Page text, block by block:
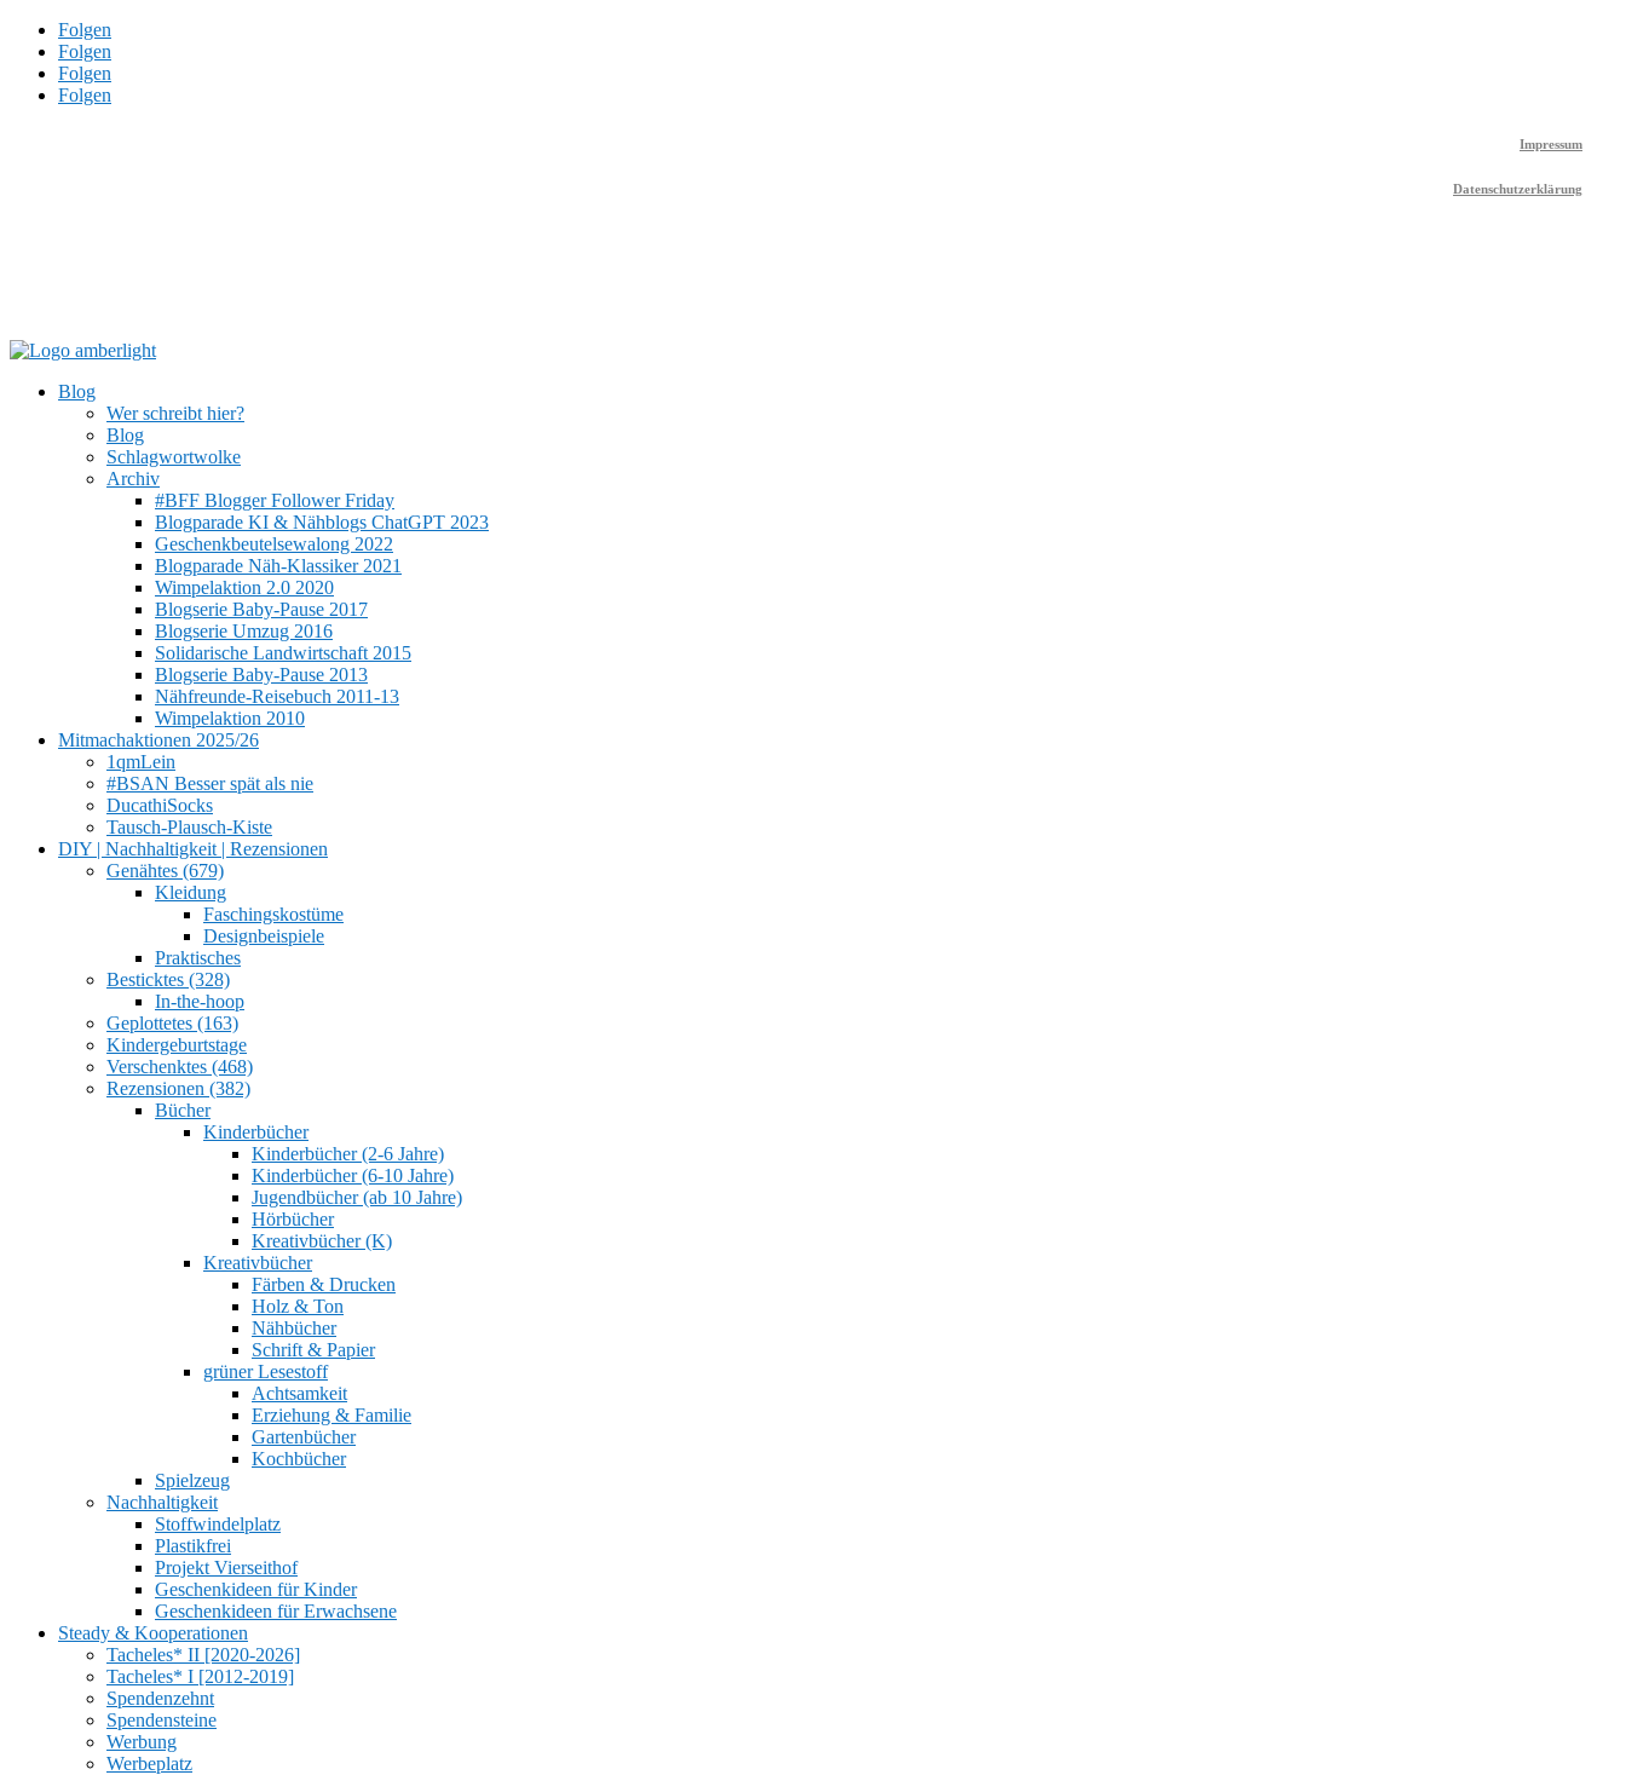
Folgen
Folgen
Folgen
Folgen
Impressum
Datenschutzerklärung
Blog
Wer schreibt hier?
Blog
Schlagwortwolke
Archiv
#BFF Blogger Follower Friday
Blogparade KI & Nähblogs ChatGPT 2023
Geschenkbeutelsewalong 2022
Blogparade Näh-Klassiker 2021
Wimpelaktion 2.0 2020
Blogserie Baby-Pause 2017
Blogserie Umzug 2016
Solidarische Landwirtschaft 2015
Blogserie Baby-Pause 2013
Nähfreunde-Reisebuch 2011-13
Wimpelaktion 2010
Mitmachaktionen 2025/26
1qmLein
#BSAN Besser spät als nie
DucathiSocks
Tausch-Plausch-Kiste
DIY | Nachhaltigkeit | Rezensionen
Genähtes (679)
Kleidung
Faschingskostüme
Designbeispiele
Praktisches
Besticktes (328)
In-the-hoop
Geplottetes (163)
Kindergeburtstage
Verschenktes (468)
Rezensionen (382)
Bücher
Kinderbücher
Kinderbücher (2-6 Jahre)
Kinderbücher (6-10 Jahre)
Jugendbücher (ab 10 Jahre)
Hörbücher
Kreativbücher (K)
Kreativbücher
Färben & Drucken
Holz & Ton
Nähbücher
Schrift & Papier
grüner Lesestoff
Achtsamkeit
Erziehung & Familie
Gartenbücher
Kochbücher
Spielzeug
Nachhaltigkeit
Stoffwindelplatz
Plastikfrei
Projekt Vierseithof
Geschenkideen für Kinder
Geschenkideen für Erwachsene
Steady & Kooperationen
Tacheles* II [2020-2026]
Tacheles* I [2012-2019]
Spendenzehnt
Spendensteine
Werbung
Werbeplatz